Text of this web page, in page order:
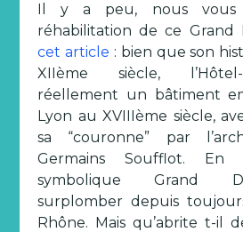
Il y a peu, nous vous
réhabilitation de ce Grand
cet article : bien que son
XIIème siècle,
réellement un bâtiment
Lyon au XVIIIème siècle,
sa “couronne” par
Germains Soufflot.
symbolique Grand
surplomber depuis
Rhône. Mais qu’abrite t-il